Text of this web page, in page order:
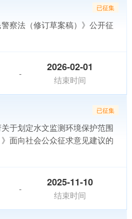
已征集
警察法（修订草案稿）》公开征
- 2026-02-01
结束时间
已征集
于划定水文监测环境保护范围
面向社会公众征求意见建议的
- 2025-11-10
结束时间